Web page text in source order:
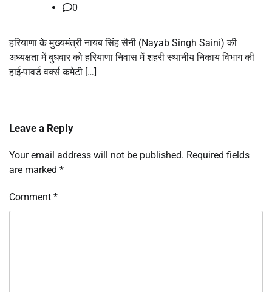
0
हरियाणा के मुख्यमंत्री नायब सिंह सैनी (Nayab Singh Saini) की
अध्यक्षता में बुधवार को हरियाणा निवास में शहरी स्थानीय निकाय विभाग की
हाई-पावर्ड वर्क्स कमेटी […]
Leave a Reply
Your email address will not be published. Required fields
are marked *
Comment *